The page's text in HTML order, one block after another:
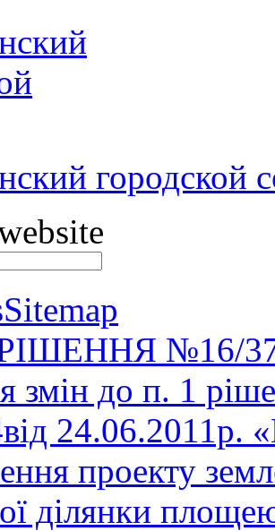
городской
Sitemap
№16/37
змін до п. 1
24.06.2011р.
проекту
ділянки